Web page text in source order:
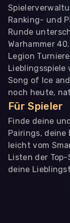
Ranking- und
Runde
Warhammer
Legion
Lieblingsspiele
Song of Ice
noch heute,
Für Spieler
Finde deine
Pairings, deine
leicht vom
Listen der
deine